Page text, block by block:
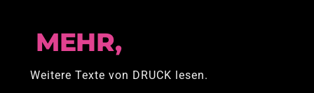
MEHR,
Weitere Texte von DRUCK lesen.